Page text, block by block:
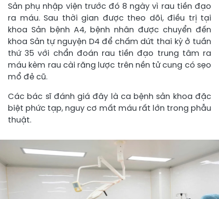
Sản phụ nhập viện trước đó 8 ngày vì rau tiền đạo
ra máu. Sau thời gian được theo dõi, điều trị tại
khoa Sản bệnh A4, bệnh nhân được chuyển đến
khoa Sản tự nguyện D4 để chấm dứt thai kỳ ở tuần
thứ 35 với chẩn đoán rau tiền đạo trung tâm ra
máu kèm rau cài răng lược trên nền tử cung có sẹo
mổ đẻ cũ.
Các bác sĩ đánh giá đây là ca bệnh sản khoa đặc
biệt phức tạp, nguy cơ mất máu rất lớn trong phẫu
thuật.